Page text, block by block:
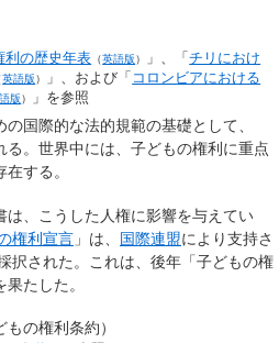
利の歴史年表 （英語版） 」、「チリにおけ
英語版） 」、および「 コロンビアにおける
版） 」を参照
国際的な法的規範の基礎として、
る。世界中には、子どもの権利に重点
する。
、こうした人権に影響を与えてい
権利宣言 」は、 国際連盟により支持さ
択された。これは、後年「子どもの権
たした。
の権利条約）